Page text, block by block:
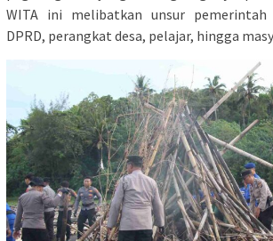
WITA ini melibatkan unsur pemerintah
DPRD, perangkat desa, pelajar, hingga